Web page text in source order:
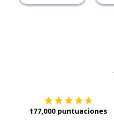
177,000 puntuaciones